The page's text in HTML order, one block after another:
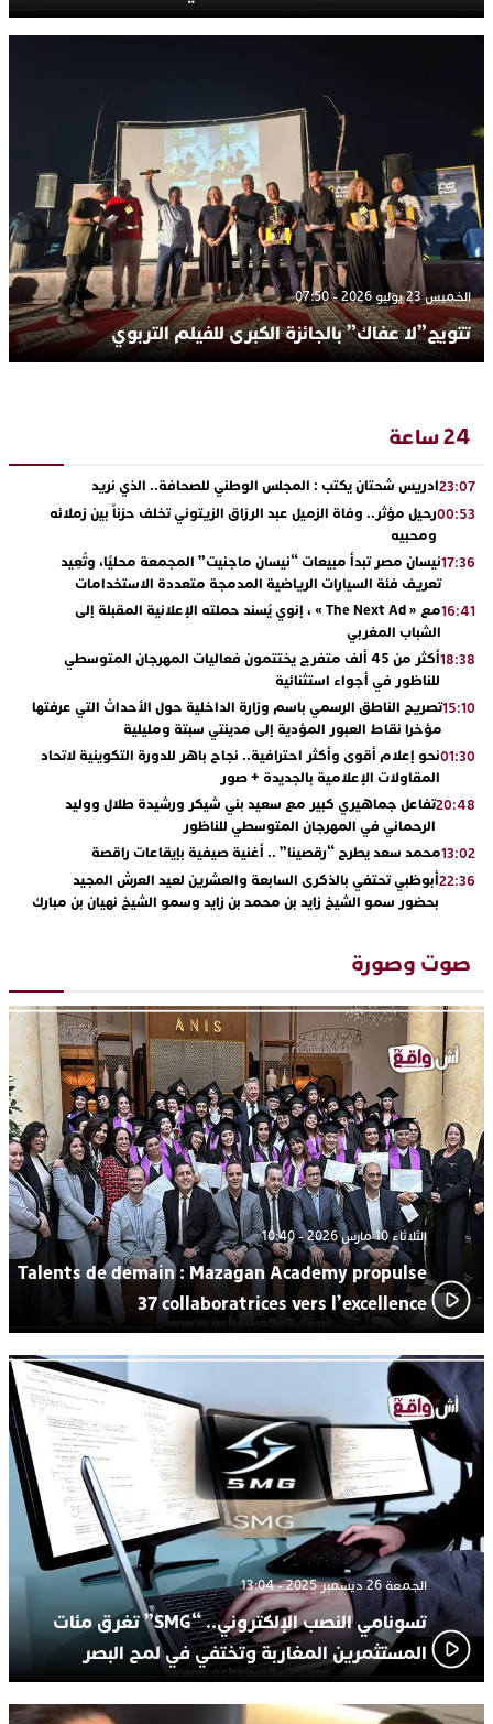
الخميس 23 يوليو 2026 - 07:50
تتويج”لا عفاك” بالجائزة الكبرى للفيلم التربوي
24 ساعة
23:07ادريس شحتان يكتب : المجلس الوطني للصحافة.. الذي نريد
00:53رحيل مؤثر.. وفاة الزميل عبد الرزاق الزيتوني تخلف حزناً بين زملائه
ومحبيه
17:36نيسان مصر تبدأ مبيعات “نيسان ماجنيت” المجمعة محليًا، وتُعِيد
تعريف فئة السيارات الرياضية المدمجة متعددة الاستخدامات
16:41
مع « The Next Ad » ، إنوي يُسند حملته الإعلانية المقبلة إلى
الشباب المغربي
18:38
أكثر من 45 ألف متفرج يختتمون فعاليات المهرجان المتوسطي
للناظور في أجواء استثنائية
15:10تصريح الناطق الرسمي باسم وزارة الداخلية حول الأحداث التي عرفتها
مؤخرا نقاط العبور المؤدية إلى مدينتي سبتة ومليلية
01:30نحو إعلام أقوى وأكثر احترافية.. نجاح باهر للدورة التكوينية لاتحاد
المقاولات الإعلامية بالجديدة + صور
20:48تفاعل جماهيري كبير مع سعيد بني شيكر ورشيدة طلال ووليد
الرحماني في المهرجان المتوسطي للناظور
13:02محمد سعد يطرح “رقصينا” .. أغنية صيفية بإيقاعات راقصة
22:36أبوظبي تحتفي بالذكرى السابعة والعشرين لعيد العرش المجيد
بحضور سمو الشيخ زايد بن محمد بن زايد وسمو الشيخ نهيان بن مبارك
“كوفرة فالغيس”
19:11يقظة أمنية تنهي كابوس الفتاة القاصر: كواليس مثيرة لعملية تحرير
17:27 اتحاد المقاولات الإعلامية يقود قاطرة التكوين بالجديدة ويستضيف
الإعلامي سعيد بلفقير في دورة استثنائية
23:18ترسيخا لثقافة ترشيد الموارد المائية.. اختتام فعاليات النسخة الثانية
من “القرية الذكية للماء” بمركز الاصطياف ببوزنيقة
صوت وصورة
الثلاثاء 10 مارس 2026 - 10:40
Talents de demain : Mazagan Academy propulse
37 collaboratrices vers l’excellence
الجمعة 26 ديسمبر 2025 - 13:04
تسونامي النصب الإلكتروني.. “SMG” تغرق مئات
المستثمرين المغاربة وتختفي في لمح البصر